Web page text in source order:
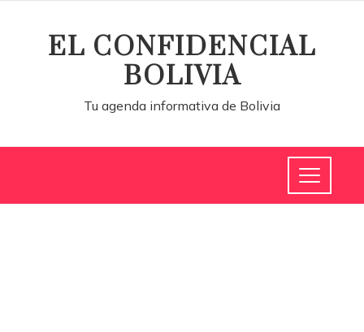
EL CONFIDENCIAL
BOLIVIA
Tu agenda informativa de Bolivia